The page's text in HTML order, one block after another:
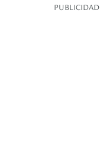
PUBLICIDAD